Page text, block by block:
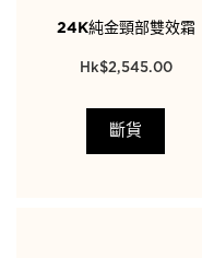
24K純金頸部雙效霜
$2,545.00
斷貨